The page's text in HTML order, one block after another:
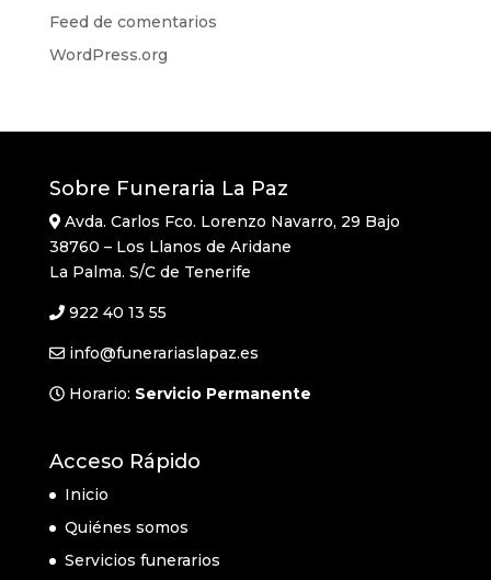
Feed de comentarios
WordPress.org
Sobre Funeraria La Paz
Avda. Carlos Fco. Lorenzo Navarro, 29 Bajo
38760 – Los Llanos de Aridane
La Palma. S/C de Tenerife
922 40 13 55
info@funerariaslapaz.es
Horario: Servicio Permanente
Acceso Rápido
Inicio
Quiénes somos
Servicios funerarios